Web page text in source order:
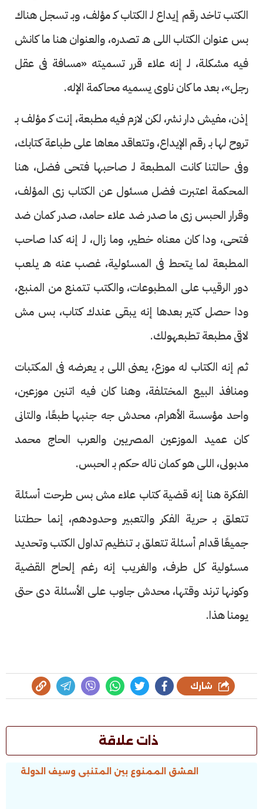
الكتب تاخد رقم إيداع لـ الكتاب كـ مؤلف، وبـ تسجل هناك
بس عنوان الكتاب اللى هـ تصدره، والعنوان هنا ما كانش
فيه مشكلة، لـ إنه علاء قرر تسميته «مسافة فى عقل
رجل»، بعد ما كان ناوى يسميه محاكمة الإله.
إذن، مفيش دار نشر، لكن لازم فيه مطبعة، إنت كـ مؤلف بـ
تروح لها بـ رقم الإيداع، وتتعاقد معاها على طباعة كتابك،
وفى حالتنا كانت المطبعة لـ صاحبها فتحى فضل، هنا
المحكمة اعتبرت فضل مسئول عن الكتاب زى المؤلف،
وقرار الحبس زى ما صدر ضد علاء حامد، صدر كمان ضد
فتحى، ودا كان معناه خطير، وما زال، لـ إنه كدا صاحب
المطبعة لما يتحط فى المسئولية، غصب عنه هـ يلعب
دور الرقيب على المطبوعات، والكتب تتمنع من المنبع،
ودا حصل كتير بعدها إنه يبقى عندك كتاب، بس مش
لاقى مطبعة تطبعهولك.
ثم إنه الكتاب له موزع، يعنى اللى بـ يعرضه فى المكتبات
ومنافذ البيع المختلفة، وهنا كان فيه اتنين موزعين،
واحد مؤسسة الأهرام، محدش جه جنبها طبعًا، والتانى
كان عميد الموزعين المصريين والعرب الحاج محمد
مدبولى، اللى هو كمان ناله حكم بـ الحبس.
الفكرة هنا إنه قضية كتاب علاء مش بس طرحت أسئلة
تتعلق بـ حرية الفكر والتعبير وحدودهم، إنما حطتنا
جميعًا قدام أسئلة تتعلق بـ تنظيم تداول الكتب وتحديد
مسئولية كل طرف، والغريب إنه رغم إلحاح القضية
وكونها ترند وقتها، محدش جاوب على الأسئلة دى حتى
يومنا هذا.
شارك
ذات علاقة
العشق الممنوع بين المتنبى وسيف الدولة